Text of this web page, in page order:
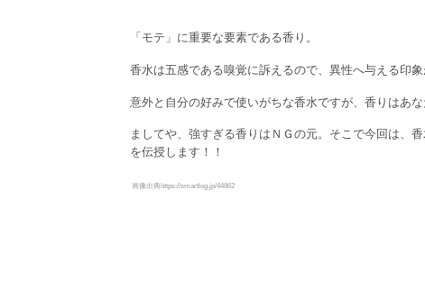
「モテ」に重要な要素である香り。
香水は五感である嗅覚に訴えるので、異性へ与える印
意外と自分の好みで使いがちな香水ですが、香りはあな
ましてや、強すぎる香りはＮＧの元。そこで今回は、
を伝授します！！
画像出典https://smartlog.jp/44862